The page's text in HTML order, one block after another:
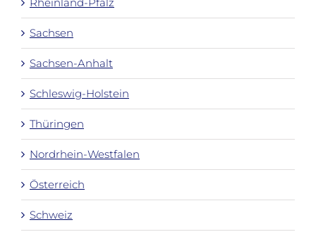
Sachsen
Sachsen-Anhalt
Schleswig-Holstein
Thüringen
Nordrhein-Westfalen
Österreich
Schweiz